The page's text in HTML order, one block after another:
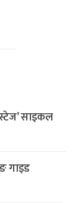
साइकल
गाइड